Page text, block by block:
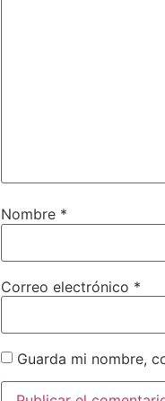
Nombre *
Correo electrónico *
Guarda mi nombre,